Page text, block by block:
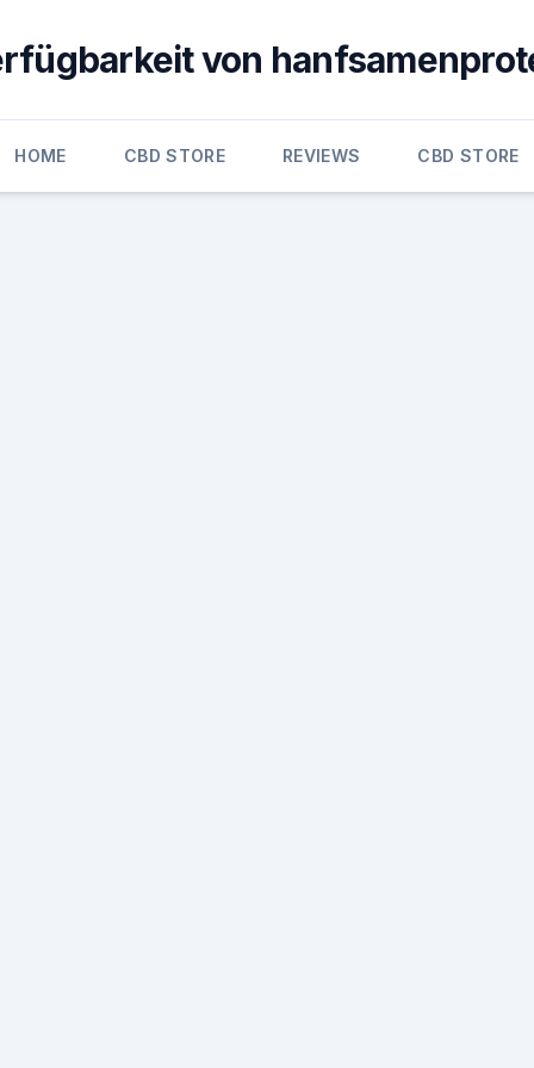
von
HOME CBD STORE REVIEWS CBD STORE